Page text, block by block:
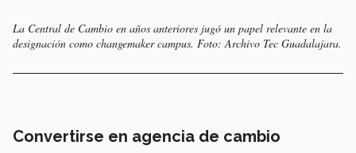
La Central de Cambio en años anteriores jugó un papel relevante en la
designación como changemaker campus. Foto: Archivo Tec Guadalajara.
Convertirse en agencia de cambio